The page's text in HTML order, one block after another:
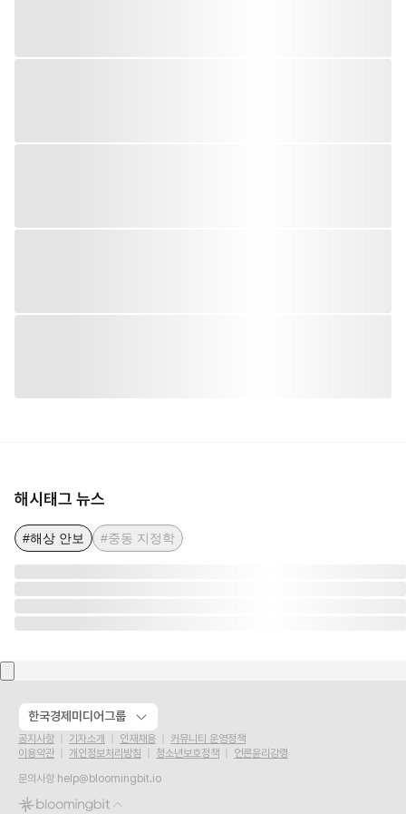
해시태그 뉴스
#해상 안보 #중동 지정학
한국경제미디어그룹
공지사항 기자소개 인재채용
커뮤니티 운영정책
이용약관
개인정보처리방침 청소년보호정책
언론윤리강령
문의사항 help@bloomingbit.io